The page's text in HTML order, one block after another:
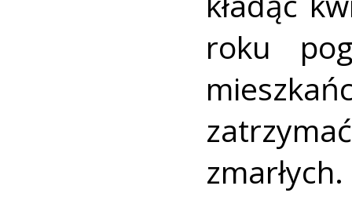
roku
zmarłych.